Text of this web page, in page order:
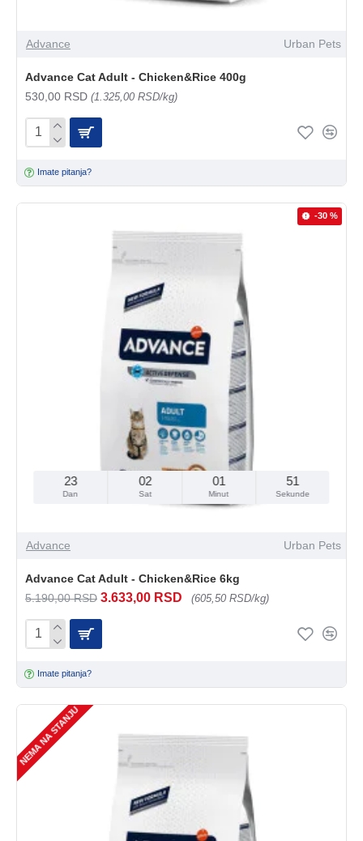
Advance Urban Pets
Advance Cat Adult - Chicken&Rice 400g
530,00 RSD (1.325,00 RSD/kg)
Imate pitanja?
-30 %
23
Dan
02
Sat
01
Minut
49
Sekunde
Advance Urban Pets
Advance Cat Adult - Chicken&Rice 6kg
5.190,00 RSD 3.633,00 RSD (605,50 RSD/kg)
Imate pitanja?
NEMA NA STANJU